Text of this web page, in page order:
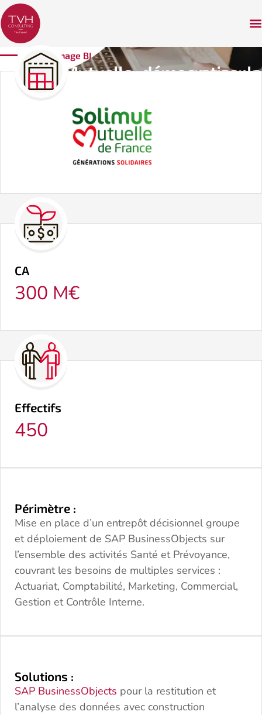
Témoignage BI
Solimut Mutuelle : démocratiser la
donnée grâce à SAP
BusinessObjects
CA
300 M€
Effectifs
450
Périmètre :
Mise en place d’un entrepôt décisionnel groupe
et déploiement de SAP BusinessObjects sur
l’ensemble des activités Santé et Prévoyance,
couvrant les besoins de multiples services :
Actuariat, Comptabilité, Marketing, Commercial,
Gestion et Contrôle Interne.
Solutions :
SAP BusinessObjects pour la restitution et
l’analyse des données avec construction